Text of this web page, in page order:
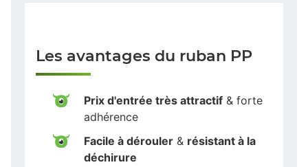
Les avantages du ruban PP
Prix d'entrée très attractif & forte
adhérence
Facile à dérouler & résistant à la
déchirure